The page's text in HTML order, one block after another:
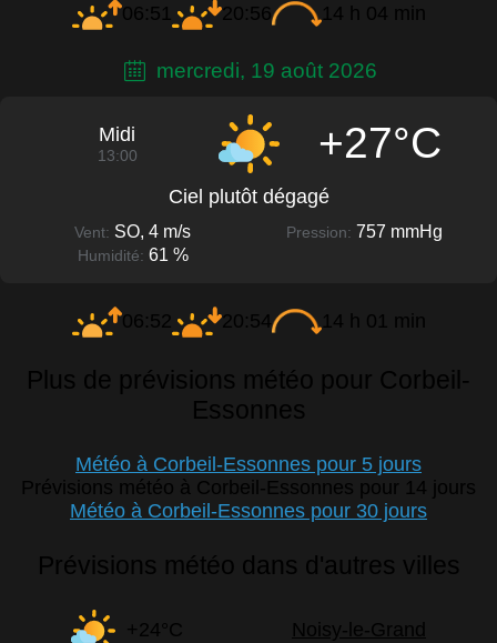
06:51 20:56 14 h 04 min
mercredi, 19 août 2026
Midi
13:00 +27°C
Ciel plutôt dégagé
Vent: SO, 4 m/s Pression: 757 mmHg
Humidité: 61 %
06:52 20:54 14 h 01 min
Plus de prévisions météo pour Corbeil-
Essonnes
Météo à Corbeil-Essonnes pour 5 jours
Prévisions météo à Corbeil-Essonnes pour 14 jours
Météo à Corbeil-Essonnes pour 30 jours
Prévisions météo dans d'autres villes
+24°C
Noisy-le-Grand